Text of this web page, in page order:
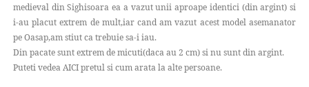
medieval din Sighisoara ea a vazut unii aproape identici (din argint) si
i-au placut extrem de mult,iar cand am vazut acest model asemanator
pe Oasap,am stiut ca trebuie sa-i iau.
Din pacate sunt extrem de micuti(daca au 2 cm) si nu sunt din argint.
Puteti vedea AICI pretul si cum arata la alte persoane.